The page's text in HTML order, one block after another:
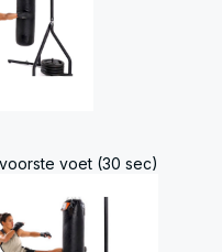
voet (30 sec)